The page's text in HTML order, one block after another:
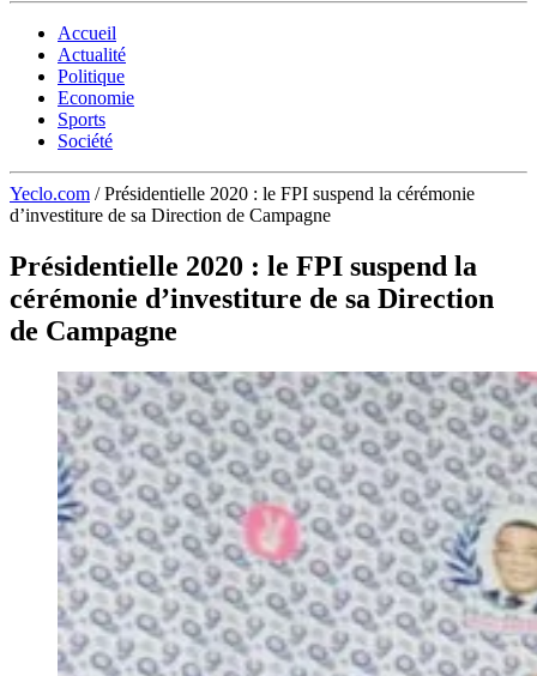
Accueil
Actualité
Politique
Economie
Sports
Société
Yeclo.com / Présidentielle 2020 : le FPI suspend la cérémonie
d’investiture de sa Direction de Campagne
Présidentielle 2020 : le FPI suspend la
cérémonie d’investiture de sa Direction
de Campagne